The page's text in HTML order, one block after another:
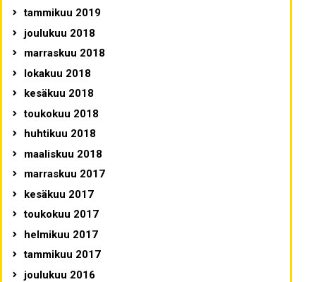
tammikuu 2019
joulukuu 2018
marraskuu 2018
lokakuu 2018
kesäkuu 2018
toukokuu 2018
huhtikuu 2018
maaliskuu 2018
marraskuu 2017
kesäkuu 2017
toukokuu 2017
helmikuu 2017
tammikuu 2017
joulukuu 2016